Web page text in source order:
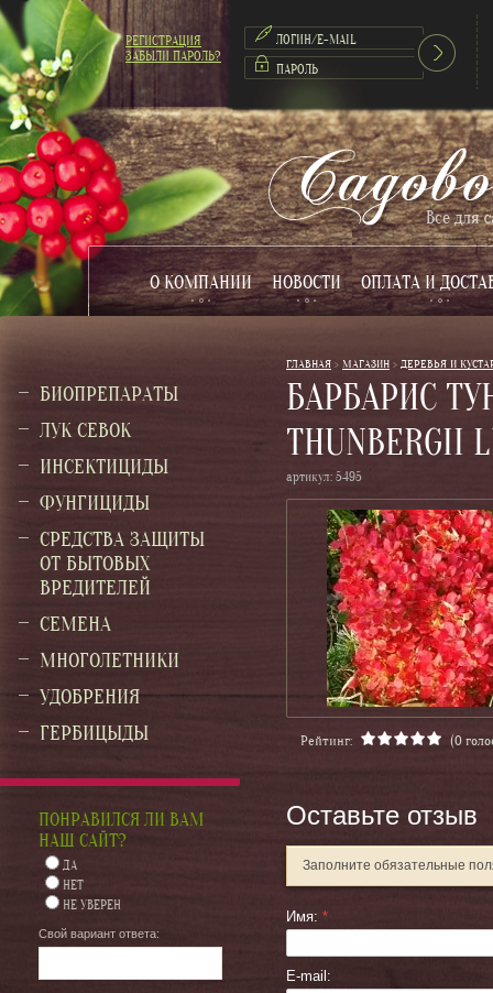
О КОМПАНИИ НОВОСТИ ОПЛАТА И
РЕГИСТРАЦИЯ
ЗАБЫЛИ ПАРОЛЬ?
БИОПРЕПАРАТЫ
ЛУК СЕВОК
ИНСЕКТИЦИДЫ
ФУНГИЦИДЫ
СРЕДСТВА ЗАЩИТЫ
ОТ БЫТОВЫХ
ВРЕДИТЕЛЕЙ
СЕМЕНА
МНОГОЛЕТНИКИ
УДОБРЕНИЯ
ГЕРБИЦЫДЫ
ПОНРАВИЛСЯ ЛИ ВАМ
НАШ САЙТ?
ДА
НЕТ
НЕ УВЕРЕН
Свой вариант ответа:
ГЛАВНАЯ > МАГАЗИН > ДЕРЕВЬЯ И
БАРБАРИС
THUNBERGII
артикул: 5495
Рейтинг: (0
Оставьте отзыв
Заполните обязательные
Имя: *
E-mail: